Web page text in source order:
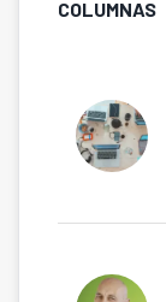
COLUMNAS